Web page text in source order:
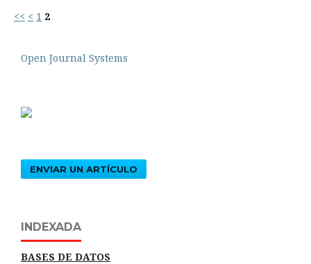
<< < 1 2
Open Journal Systems
ENVIAR UN ARTÍCULO
INDEXADA
BASES DE DATOS